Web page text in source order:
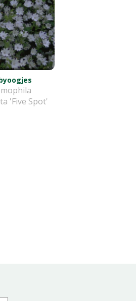
'Five Spot'